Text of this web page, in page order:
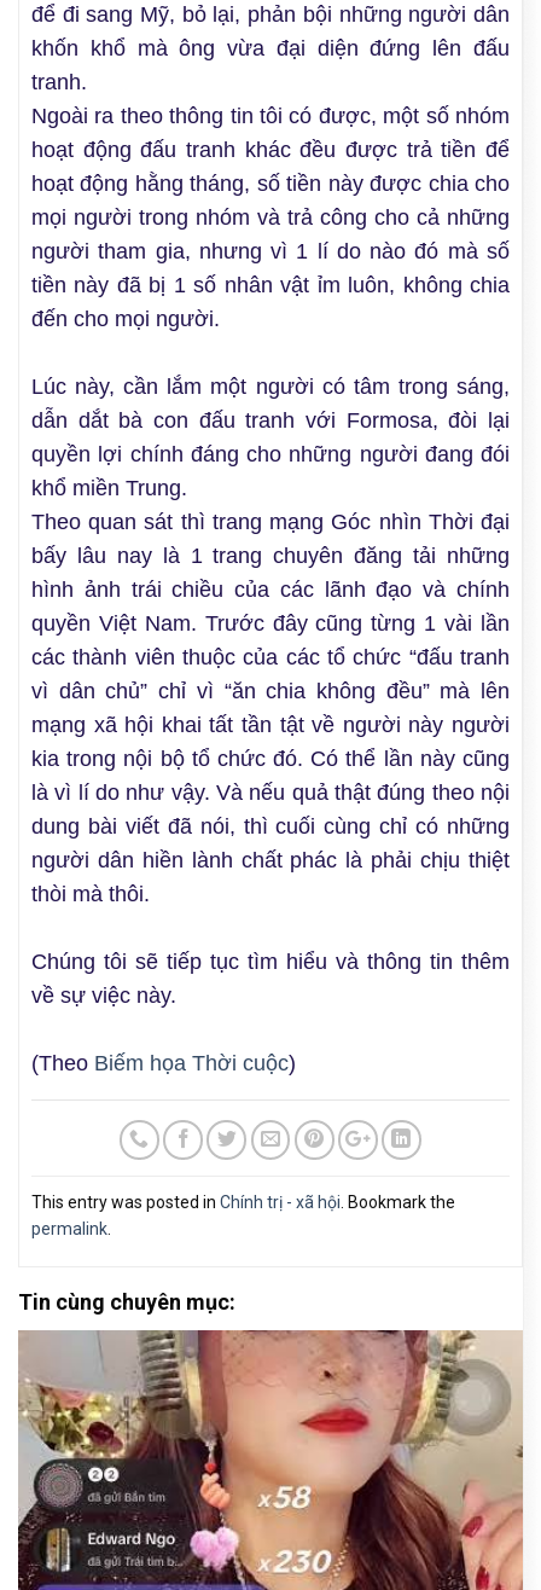
để đi sang Mỹ, bỏ lại, phản bội những người dân
khốn khổ mà ông vừa đại diện đứng lên đấu
tranh.
Ngoài ra theo thông tin tôi có được, một số nhóm
hoạt động đấu tranh khác đều được trả tiền để
hoạt động hằng tháng, số tiền này được chia cho
mọi người trong nhóm và trả công cho cả những
người tham gia, nhưng vì 1 lí do nào đó mà số
tiền này đã bị 1 số nhân vật ỉm luôn, không chia
đến cho mọi người.
Lúc này, cần lắm một người có tâm trong sáng,
dẫn dắt bà con đấu tranh với Formosa, đòi lại
quyền lợi chính đáng cho những người đang đói
khổ miền Trung.
Theo quan sát thì trang mạng Góc nhìn Thời đại
bấy lâu nay là 1 trang chuyên đăng tải những
hình ảnh trái chiều của các lãnh đạo và chính
quyền Việt Nam. Trước đây cũng từng 1 vài lần
các thành viên thuộc của các tổ chức “đấu tranh
vì dân chủ” chỉ vì “ăn chia không đều” mà lên
mạng xã hội khai tất tần tật về người này người
kia trong nội bộ tổ chức đó. Có thể lần này cũng
là vì lí do như vậy. Và nếu quả thật đúng theo nội
dung bài viết đã nói, thì cuối cùng chỉ có những
người dân hiền lành chất phác là phải chịu thiệt
thòi mà thôi.
Chúng tôi sẽ tiếp tục tìm hiểu và thông tin thêm
về sự việc này.
(Theo Biếm họa Thời cuộc)
This entry was posted in Chính trị - xã hội . Bookmark the
permalink
Tin cùng chuyên mục: